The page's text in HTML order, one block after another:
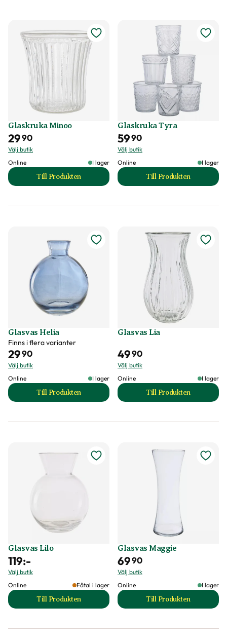
Glaskruka Minoo
2990
Välj butik
Online
I lager
Till Produkten
till Glaskruka Minoo produktsida
Glaskruka Tyra
5990
Välj butik
Online
I lager
Till Produkten
till Glaskruka
Glasvas Helia
Finns i flera varianter
2990
Välj butik
Online
I lager
Till Produkten
till Glasvas Helia produktsida
Glasvas Lia
4990
Välj butik
Online
I lager
Till Produkten
till Glasvas Lia
Glasvas Lilo
119:-
Välj butik
Online
Fåtal i lager
Till Produkten
till Glasvas Lilo produktsida
Glasvas Maggie
6990
Välj butik
Online
I lager
Till Produkten
till Glasvas